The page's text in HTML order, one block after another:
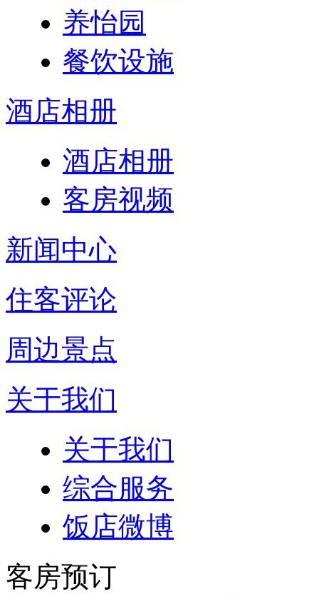
养怡园
餐饮设施
酒店相册
酒店相册
客房视频
新闻中心
住客评论
周边景点
关于我们
关于我们
综合服务
饭店微博
客房预订